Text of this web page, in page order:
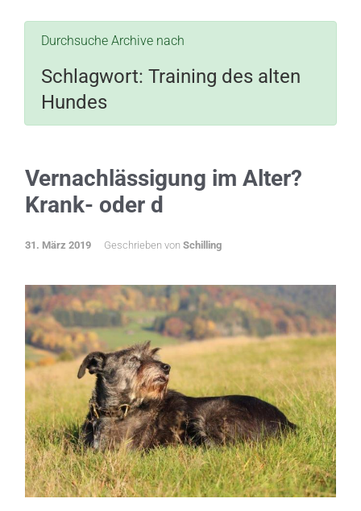
Durchsuche Archive nach
Schlagwort: Training des alten
Hundes
Vernachlässigung im Alter?
Krank- oder d
31. März 2019 Geschrieben von Schilling